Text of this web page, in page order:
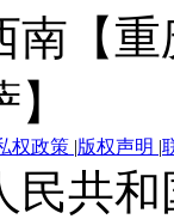
南【
权政策 |版权声明 |
民共